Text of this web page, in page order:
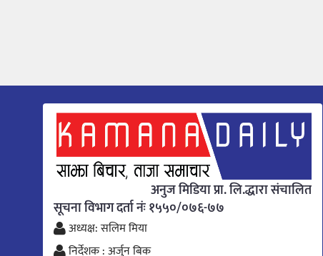
अनुज मिडिया प्रा. लि.द्धारा संचालित
सूचना विभाग दर्ता नंः १५५०/०७६-७७
अध्यक्ष: सलिम मिया
निर्देशक : अर्जुन बिक